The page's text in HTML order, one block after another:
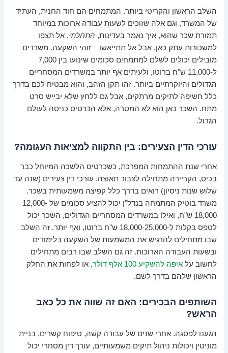
השלב הראשון והקריטי ביותר. המתמחים הם חוד החנית, העתיד
של המשרד, וגם אלה שזוכים לשעות עבודה ארוכות במיוחד
תמורת שכר שהוא, איך נאמר בעדינות, התחלתי. אל תצפו
למשכורות עתק כאן, אבל אל תתייאשו – זוהי השקעה. משרדים
מובילים יכולים לשלם למתמחים סכומים שינועו בין 7,000
ל-11,000 ש"ח ברוטו, ולעיתים אף יותר במשרדים המסחריים
הגדולים והיוקרתיים ביותר. זהו תקן הזהב, והוא מבטיח לכם בדרך
כלל חשיפה לתיקים מרתקים, אבל גם ללחץ שלא יבייש סרט
מתח. השכר כאן הוא לא המטרה, אלא הכרטיס כניסה לעולם
הגדול.
עורכי הדין הצעירים: בין התקווה למציאות העגומה?
אחרי שנת ההתמחות המפרכת, כשכרטיס הלשכה המיוחל כבר
בכיס, הקריירה מתחילה לצבור תאוצה. עורכי דין צעירים (שנה עד
שלוש שנות ניסיון) רואים בדרך כלל קפיצה משמעותית בשכר.
משרד בוטיק המתמחה בנדל"ן יכול להציע סכומים של 12,000-
18,000 ש"ח, ואילו במשרדים המסחריים הגדולים, השכר יכול
לטפס בקלות ל-18,000-25,000 ש"ח ברוטו, ואף יותר. זה השלב
שבו מתחילים להרגיש את המשמעות של השקעה בלימודים
ובשעות העבודה הארוכות. זה גם השלב שבו רבים מתחילים
לחשוב עלאיפה להשקיע 100 אלף דולר
, או לפחות את החלק
הראשון שלהם בדרך לשם.
השותפים הבכירים: האם זה שווה את כל כאב
הראש?
הגענו לפסגה. אחרי שנים של עבודה קשה, טיפוח קשרים, בניית
מוניטין ויכולות ניהול תיקים משמעותיים, עורך דין מסחרי יכול